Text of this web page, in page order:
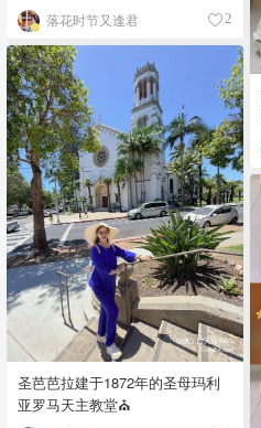
落花时节又逢君 2
圣芭芭拉建于1872年的圣母玛利
亚罗马天主教堂⛪️